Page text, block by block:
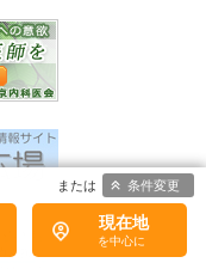
現在地
条件変更